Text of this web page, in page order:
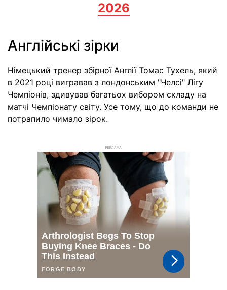
2026
Англійські зірки
Німецький тренер збірної Англії Томас Тухель, який
в 2021 році вигравав з лондонським "Челсі" Лігу
Чемпіонів, здивував багатьох вибором складу на
матчі Чемпіонату світу. Усе тому, що до команди не
потрапило чимало зірок.
РЕКЛАМА